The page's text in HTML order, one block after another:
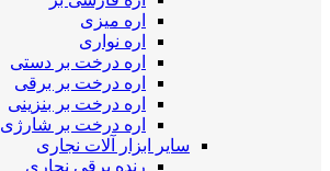
اره میزی
اره نواری
اره درخت بر دستی
اره درخت بر برقی
اره درخت بر بنزینی
اره درخت بر شارژی
سایر ابزار آلات نجاری
رنده برقی نجاری